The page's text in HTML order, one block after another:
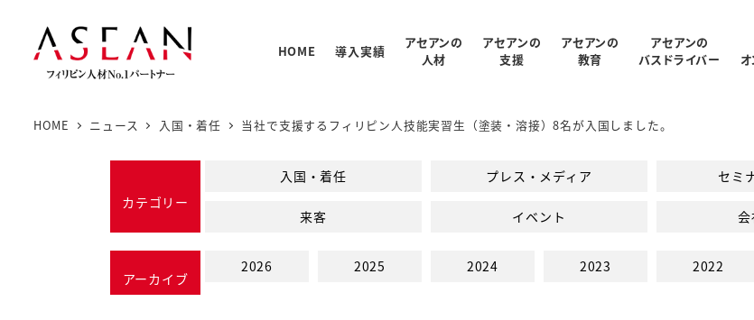
HOME 導入実績
アセアンの
人材
PNTCの教育費
アセアンの
支援
アセアンの
教育
アセアンの
バスドライバー
HOME ニュース 入国・着任 当社で支援するフィリピン人技能実習生（塗装・溶接）8名が入国しました。
カテゴリー
入国・着任 プレス・メディア セミ
来客 イベント
アーカイブ
2026 2025 2024 2023 2022